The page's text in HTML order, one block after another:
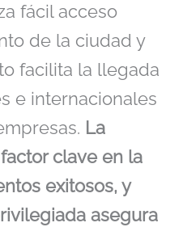
fácil acceso
de la ciudad y
facilita la llegada
e internacionales
La
clave en la
exitosos, y
asegura